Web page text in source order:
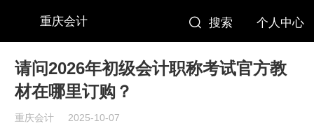
重庆会计 搜索 个人中心
请问2026年初级会计职称考试官方教
材在哪里订购？
重庆会计 2025-10-07